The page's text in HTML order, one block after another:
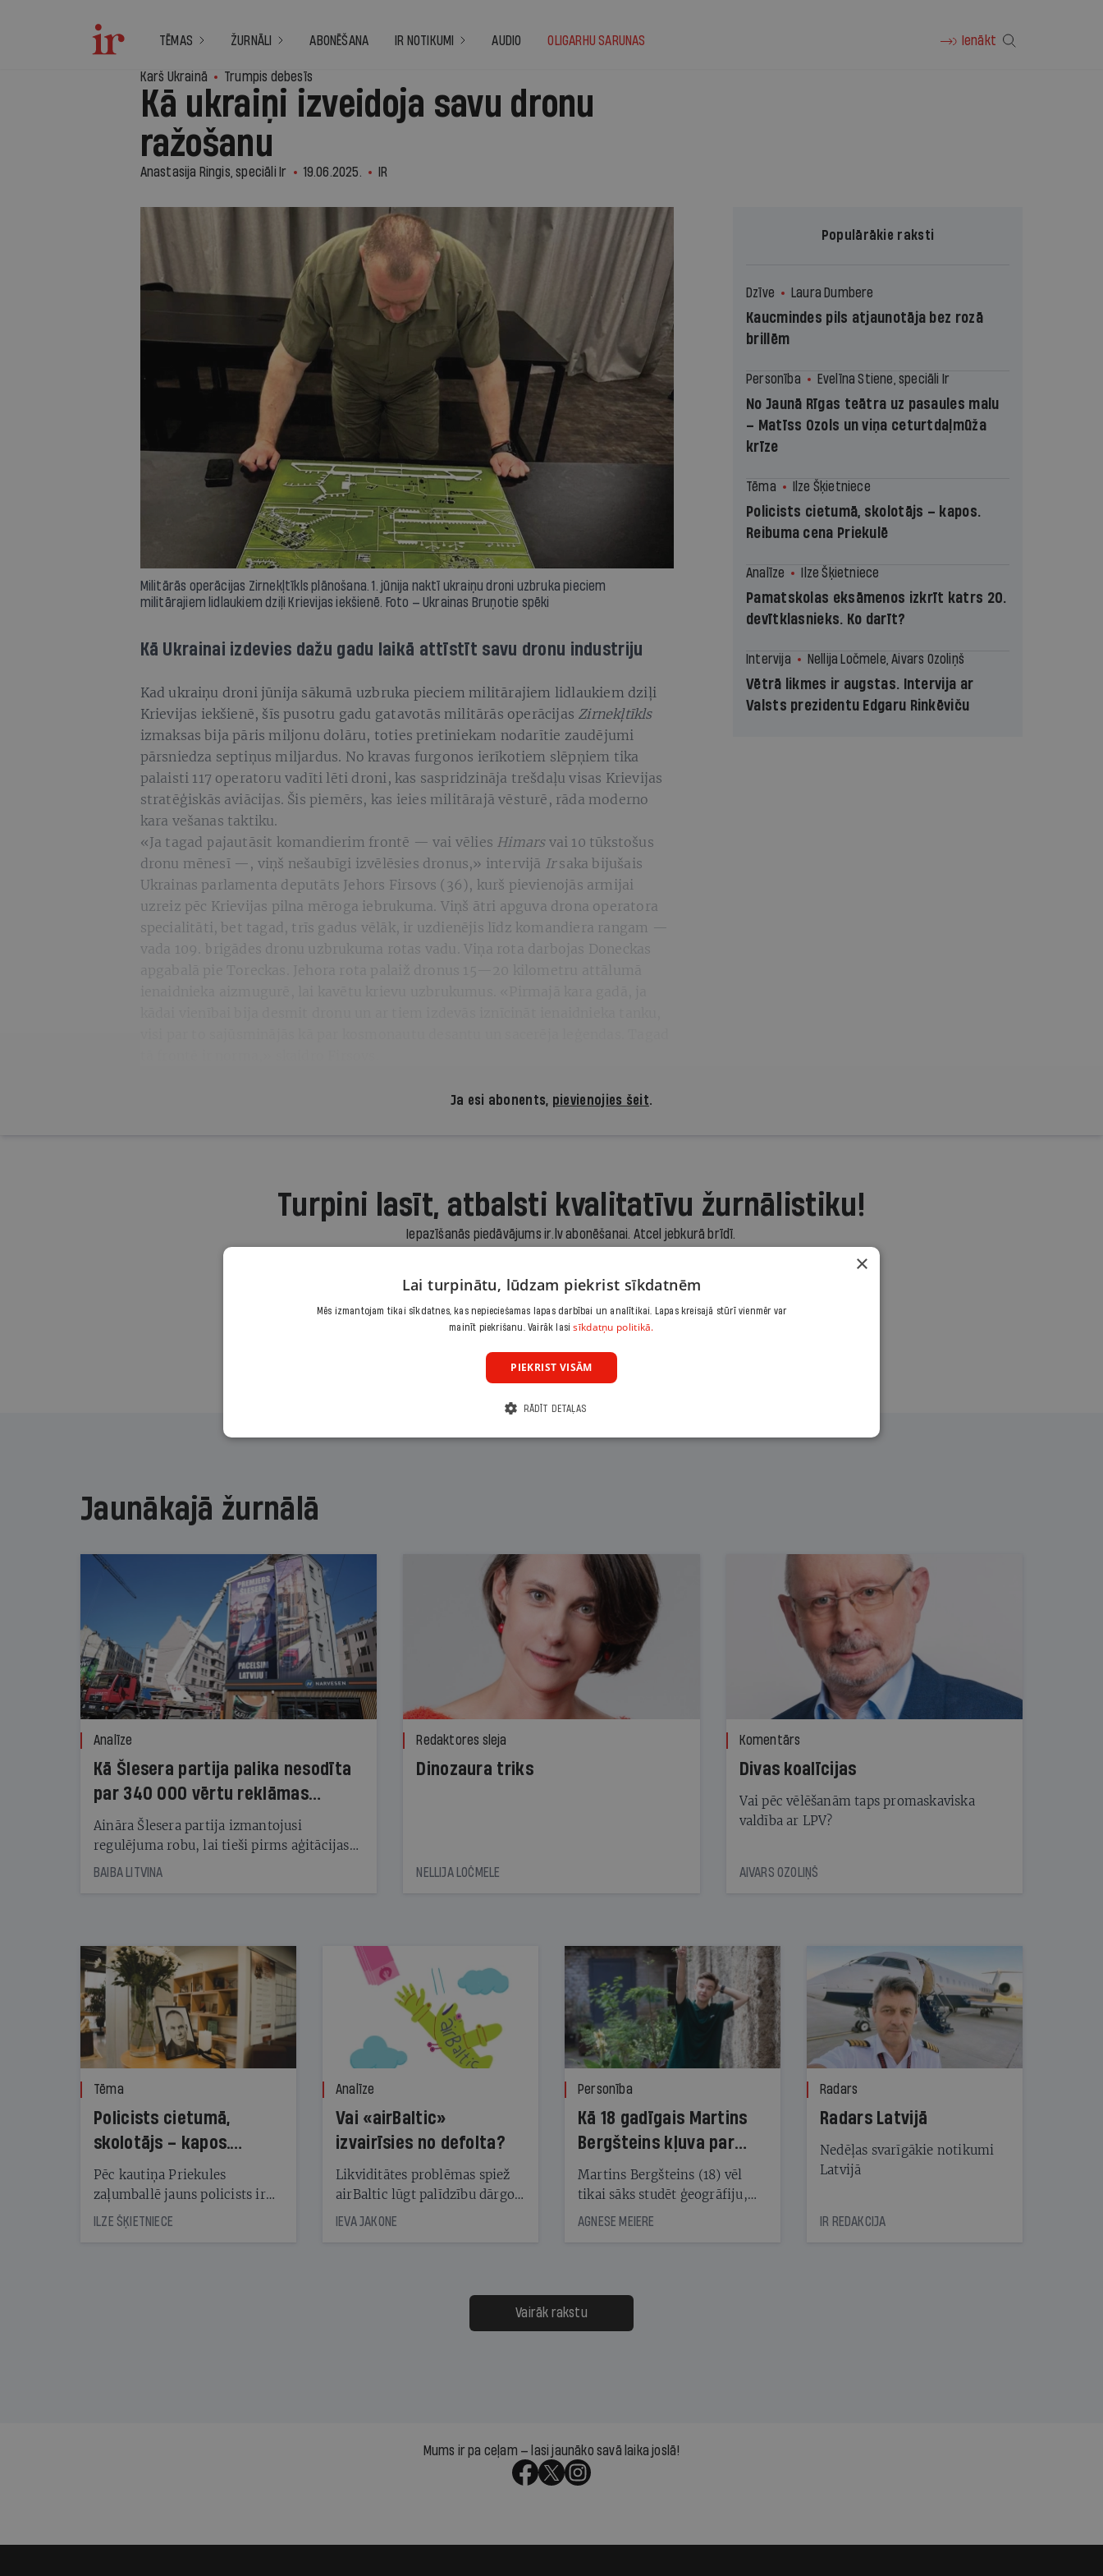
TĒMAS ŽURNĀLI ABONĒŠANA IR NOTIKUMI AUDIO OLIGARHU SARUNAS Ienākt
Karš Ukrainā Trumpis debesīs
Kā ukraiņi izveidoja savu dronu
ražošanu
Anastasija Ringis, speciāli Ir 19.06.2025. IR
Militārās operācijas Zirnekļtīkls plānošana. 1. jūnija naktī ukraiņu droni uzbruka pieciem
militārajiem lidlaukiem dziļi Krievijas iekšienē. Foto — Ukrainas Bruņotie spēki
Kā Ukrainai izdevies dažu gadu laikā attīstīt savu dronu industriju
Kad ukraiņu droni jūnija sākumā uzbruka pieciem militārajiem lidlaukiem dziļi
Krievijas iekšienē, šīs pusotru gadu gatavotās militārās operācijas Zirnekļtīkls
izmaksas bija pāris miljonu dolāru, toties pretiniekam nodarītie zaudējumi
pārsniedza septiņus miljardus. No kravas furgonos ierīkotiem slēpņiem tika
palaisti 117 operatoru vadīti lēti droni, kas saspridzināja trešdaļu visas Krievijas
stratēģiskās aviācijas. Šis piemērs, kas ieies militārajā vēsturē, rāda moderno
kara vešanas taktiku.
«Ja tagad pajautāsit komandierim frontē — vai vēlies Himarsvai 10 tūkstošus
dronu mēnesī —, viņš nešaubīgi izvēlēsies dronus,» intervijā Irsaka bijušais
Ukrainas parlamenta deputāts Jehors Firsovs (36), kurš pievienojās armijai
uzreiz pēc Krievijas pilna mēroga iebrukuma. Viņš ātri apguva drona operatora
specialitāti, bet tagad, trīs gadus vēlāk, ir uzdienējis līdz komandiera rangam —
vada 109. brigādes dronu uzbrukuma rotas vadu. Viņa rota darbojas Doneckas
apgabalā pie Toreckas. Jehora rota palaiž dronus 15—20 kilometru attālumā
Populārākie raksti
Dzīve Laura Dumbere
Kaucmindes pils atjaunotāja bez rozā
brillēm
Personība Evelīna Stiene, speciāli Ir
No Jaunā Rīgas teātra uz pasaules malu
– Matīss Ozols un viņa ceturtdaļmūža
krīze
Tēma Ilze Šķietniece
Policists cietumā, skolotājs – kapos.
Reibuma cena Priekulē
Analīze Ilze Šķietniece
Pamatskolas eksāmenos izkrīt katrs 20.
devītklasnieks. Ko darīt?
Intervija Nellija Ločmele, Aivars Ozoliņš
Vētrā likmes ir augstas. Intervija ar
Valsts prezidentu Edgaru Rinkēviču
Ja esi abonents, pievienojies šeit.
Turpini lasīt, atbalsti kvalitatīvu žurnālistiku!
Iepazīšanās piedāvājums ir.lv abonēšanai. Atcel jebkurā brīdī.
Citas abonēšanas iespējas meklē šeit
Jaunākajā žurnālā
Analīze
Kā Šlesera partija palika nesodīta
par 340 000 vērtu reklāmas
kampaņu
Aināra Šlesera partija izmantojusi
regulējuma robu, lai tieši pirms aģitācijas
starta izreklamētos par summu, kas
BAIBA LITVINA
Redaktores sleja
Dinozaura triks
NELLIJA LOČMELE
Komentārs
Divas koalīcijas
Vai pēc vēlēšanām taps promaskaviska
valdība ar LPV?
AIVARS OZOLIŅŠ
Tēma
Policists cietumā,
skolotājs – kapos.
Reibuma cena Priekulē
Pēc kautiņa Priekules
zaļumballē jauns policists ir
nonācis cietumā, bet
cienījams pedagogs — kapos.
ILZE ŠĶIETNIECE
Analīze
Vai «airBaltic»
izvairīsies no defolta?
Likviditātes problēmas spiež
airBaltic lūgt palīdzību dārgo
obligāciju turētājiem, taču
samaksāt augstos procentus,
kas jāpārskaita jau trīs dienas
pirms nākamās sapulces
IEVA JAKONE
Personība
Kā 18 gadīgais Martins
Bergšteins kļuva par
laika ziņu seju?
Martins Bergšteins (18) vēl
tikai sāks studēt ģeogrāfiju,
bet viņa sacītajam jau uzticas
uzcītīga darba, mammas
atbalsts un drosme turpināt
meteovērojumus arī tad, kad
AGNESE MEIERE
Radars
Radars Latvijā
Nedēļas svarīgākie notikumi
Latvijā
IR REDAKCIJA
Vairāk rakstu
Mums ir pa ceļam — lasi jaunāko savā laika joslā!
×
Lai turpinātu, lūdzam piekrist sīkdatnēm
Mēs izmantojam tikai sīkdatnes, kas nepieciešamas lapas darbībai un analītikai. Lapas kreisajā stūrī vienmēr var
mainīt piekrišanu. Vairāk lasisīkdatņu politikā.
PIEKRIST VISĀM
RĀDĪT DETAĻAS